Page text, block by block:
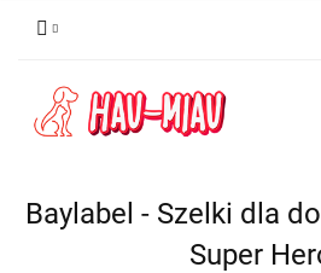
Baylabel - Szelki dla
Super